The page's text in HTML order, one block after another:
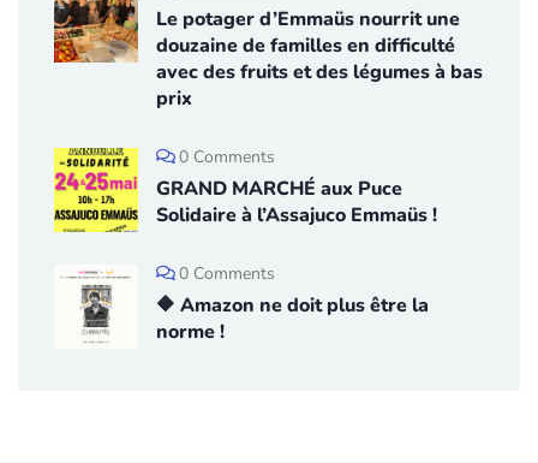
Le potager d’Emmaüs nourrit une
douzaine de familles en difficulté
avec des fruits et des légumes à bas
prix
0 Comments
GRAND MARCHÉ aux Puce
Solidaire à l’Assajuco Emmaüs !
0 Comments
🔶 Amazon ne doit plus être la
norme !